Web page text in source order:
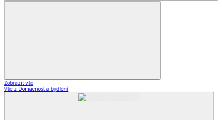
Zobrazit vše
Vše z Domácnost a bydlení